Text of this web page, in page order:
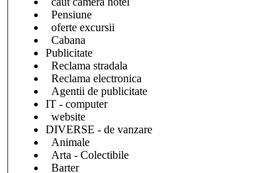
Pensiune
oferte excursii
Cabana
Publicitate
Reclama stradala
Reclama electronica
Agentii de publicitate
IT - computer
website
DIVERSE - de vanzare
Animale
Arta - Colectibile
Barter